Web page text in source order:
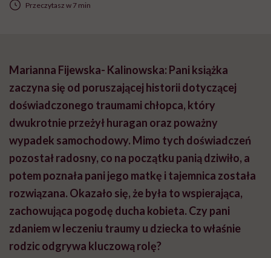
Przeczytasz w 7 min
Marianna Fijewska- Kalinowska: Pani książka
zaczyna się od poruszającej historii dotyczącej
doświadczonego traumami chłopca, który
dwukrotnie przeżył huragan oraz poważny
wypadek samochodowy. Mimo tych doświadczeń
pozostał radosny, co na początku panią dziwiło, a
potem poznała pani jego matkę i tajemnica została
rozwiązana. Okazało się, że była to wspierająca,
zachowująca pogodę ducha kobieta. Czy pani
zdaniem w leczeniu traumy u dziecka to właśnie
rodzic odgrywa kluczową rolę?